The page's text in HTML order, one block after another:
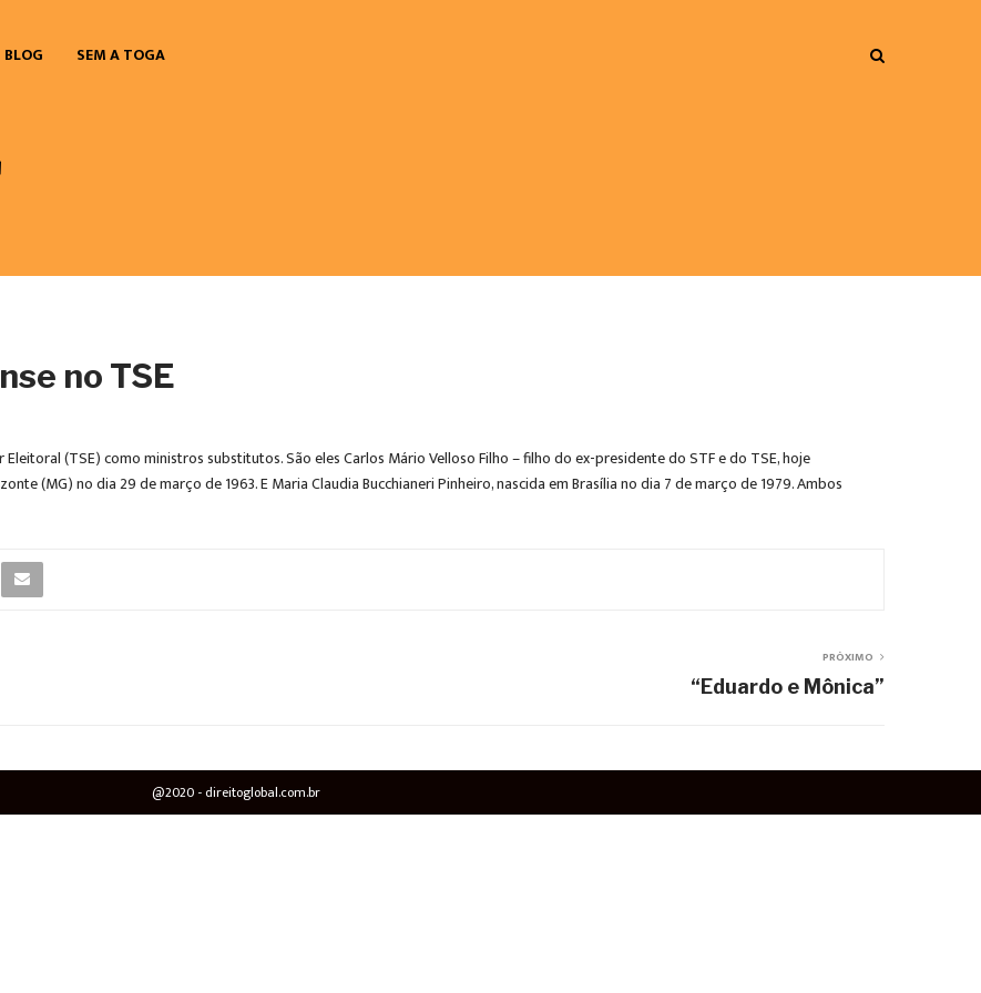
BLOG SEM A TOGA
no TSE
(TSE) como ministros substitutos. São eles Carlos Mário Velloso Filho – filho do ex-presidente do STF e do TSE, hoje
(MG) no dia 29 de março de 1963. E Maria Claudia Bucchianeri Pinheiro, nascida em Brasília no dia 7 de março de 1979. Ambos
PRÓXIMO
“Eduardo e Mônica”
@2020 - direitoglobal.com.br